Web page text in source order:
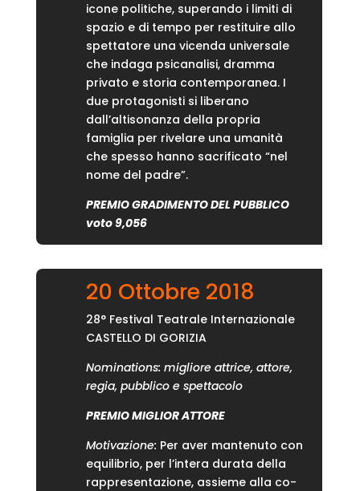
icone politiche, superando i limiti di
spazio e di tempo per restituire allo
spettatore una vicenda universale
che indaga psicanalisi, dramma
privato e storia contemporanea. I
due protagonisti si liberano
dall’altisonanza della propria
famiglia per rivelare una umanità
che spesso hanno sacrificato “nel
nome del padre”.
PREMIO GRADIMENTO DEL PUBBLICO
voto 9,056
20 Ottobre 2018
28° Festival Teatrale Internazionale
CASTELLO DI GORIZIA
Nominations: migliore attrice, attore,
regia, pubblico e spettacolo
PREMIO MIGLIOR ATTORE
Motivazione: Per aver mantenuto con
equilibrio, per l’intera durata della
rappresentazione, assieme alla co-